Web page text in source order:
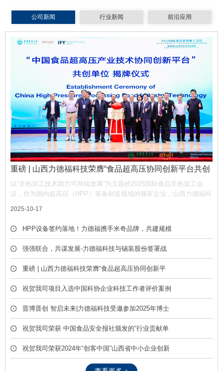
公司新闻 行业新闻 前沿应用
重磅 | 山西力德福科技荣膺“食品超高压协同创新平台共创
单位”，携手产业链共筑非热加工新生态
以“非热加工技术助力可持续发展”为主题的2025国际食品非热加工会
议，作为国内超高压（HPP）装备制造领域的领军企业，山西力德福科
号，彰显了公司在推动超高压技术产业化中的核心作用。
2025-10-17
HPP设备签约落地！力德福携手米奇品牌，共建规模
化冷榨饮品产线
强强联合，共谋发展-力德福科技与锡装股份签署战
略合作框架协议
重磅 | 山西力德福科技荣膺“食品超高压协同创新平
台共创单位”，携手产业链共筑非热加工新生态
祝贺我司项目入选中国科协企业科技工作者评价案例
库
晋博晋创 智启未来|力德福科技受邀参加2025年博士
后创新创业成果展
祝贺我司荣获 中国食品安全报社颁发的“行业贡献单
位” 荣誉称号
祝贺我司荣获2024年“创客中国”山西省中小企业创新